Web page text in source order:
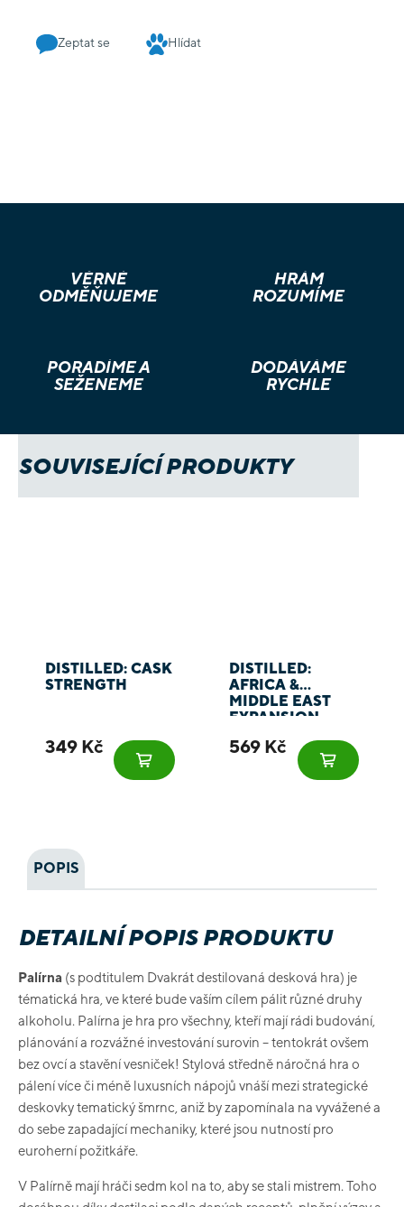
která na první pohled zaujme tématem a propracovaným
Zeptat se Hlídat
VĚRNÉ
ODMĚŇUJEME
HRÁM
ROZUMÍME
PORADÍME A
SEŽENEME
DODÁVÁME
RYCHLE
SOUVISEJÍCÍ PRODUKTY
DISTILLED: CASK
STRENGTH
349 Kč
DISTILLED:
AFRICA &
MIDDLE EAST
EXPANSION
569 Kč
POPIS
DETAILNÍ POPIS PRODUKTU
Palírna (s podtitulem Dvakrát destilovaná desková hra) je
tématická hra, ve které bude vaším cílem pálit různé druhy
alkoholu. Palírna je hra pro všechny, kteří mají rádi budování,
plánování a rozvážné investování surovin – tentokrát ovšem
bez ovcí a stavění vesniček! Stylová středně náročná hra o
pálení více či méně luxusních nápojů vnáší mezi strategické
deskovky tematický šmrnc, aniž by zapomínala na vyvážené a
do sebe zapadající mechaniky, které jsou nutností pro
euroherní požitkáře.
V Palírně mají hráči sedm kol na to, aby se stali mistrem. Toho